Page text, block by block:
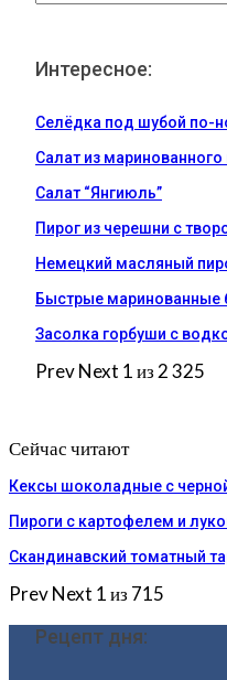
Интересное:
Селёдка под шубой по-
Салат из
Салат “Янгиюль”
Пирог из черешни с
Немецкий масляный
Быстрые маринованные
Засолка горбуши с
PrevNext 1 из 2 325
Сейчас читают
Кексы шоколадные с
Пироги c картофелем и
Скандинавский томатный
PrevNext 1 из 715
Рецепт дня: